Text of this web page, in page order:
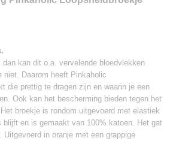
kan dit o.a. vervelende bloedvlekken
niet. Daarom heeft Pinkaholic
die prettig te dragen zijn en waarin je een
Ook kan het bescherming bieden tegen het
broekje is rondom uitgevoerd met elastiek
blijft en is gemaakt van 100% katoen. Het gat
Uitgevoerd in oranje met een grappige